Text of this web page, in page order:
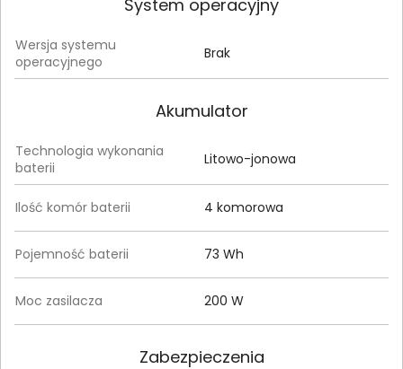
System operacyjny
Wersja systemu
operacyjnego
Brak
Akumulator
Technologia wykonania
baterii
Litowo-jonowa
Ilość komór baterii 4 komorowa
Pojemność baterii 73 Wh
Moc zasilacza 200 W
Zabezpieczenia